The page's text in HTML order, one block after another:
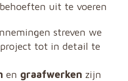
uit te voeren
streven we
tot in detail te
en graafwerken zijn